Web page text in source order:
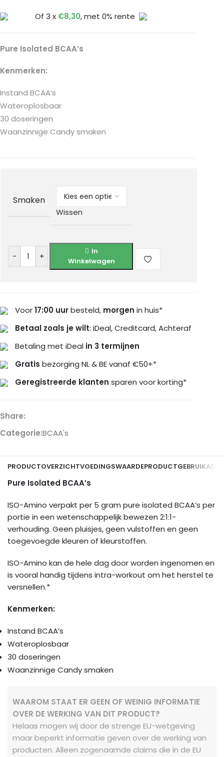
Of 3 x €8,30, met 0% rente
Pure Isolated BCAA’s
Kenmerken:
Instand BCAA’s
Wateroplosbaar
30 doseringen
Waanzinnige Candy smaken
Smaken
Wissen
- +
In
Winkelwagen
Voor17:00 uurbesteld, morgen in huis*
Betaal zoals je wilt: iDeal, Creditcard, Achteraf
Betaling met iDeal in 3 termijnen
Gratis bezorging NL & BE vanaf €50+*
Geregistreerde klanten sparen voor korting*
Share:
Categorie:BCAA's
PRODUCTOVERZICHTVOEDINGSWAARDEPRODUCTGEBRUIK
Pure Isolated BCAA’s
ISO-Amino verpakt per 5 gram pure isolated BCAA’s per
portie in een wetenschappelijk bewezen 2:1:1-
verhouding. Geen pluisjes, geen vulstoffen en geen
toegevoegde kleuren of kleurstoffen.
ISO-Amino kan de hele dag door worden ingenomen en
is vooral handig tijdens intra-workout om het herstel te
versnellen.*
Kenmerken:
Instand BCAA’s
Wateroplosbaar
30 doseringen
Waanzinnige Candy smaken
WAAROM STAAT ER GEEN OF WEINIG INFORMATIE
OVER DE WERKING VAN DIT PRODUCT?
Helaas mogen wij door de strenge EU-wetgeving
maar beperkt informatie geven over de werking van
producten. Alleen zogenaamde claims die in de EU